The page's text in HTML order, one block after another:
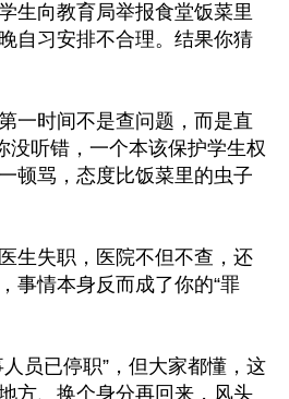
生向教育局举报食堂饭菜里
自习安排不合理。结果你猜
一时间不是查问题，而是直
没听错，一个本该保护学生权
顿骂，态度比饭菜里的虫子
生失职，医院不但不查，还
事情本身反而成了你的“罪
员已停职”，但大家都懂，这
方、换个身分再回来，风头